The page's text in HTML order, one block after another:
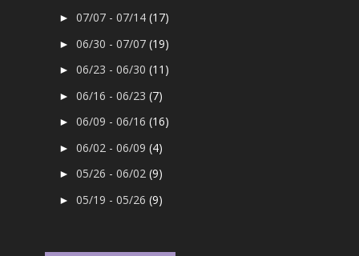
►07/07 - 07/14(17)
►06/30 - 07/07(19)
►06/23 - 06/30(11)
►06/16 - 06/23(7)
►06/09 - 06/16(16)
►06/02 - 06/09(4)
►05/26 - 06/02(9)
►05/19 - 05/26(9)